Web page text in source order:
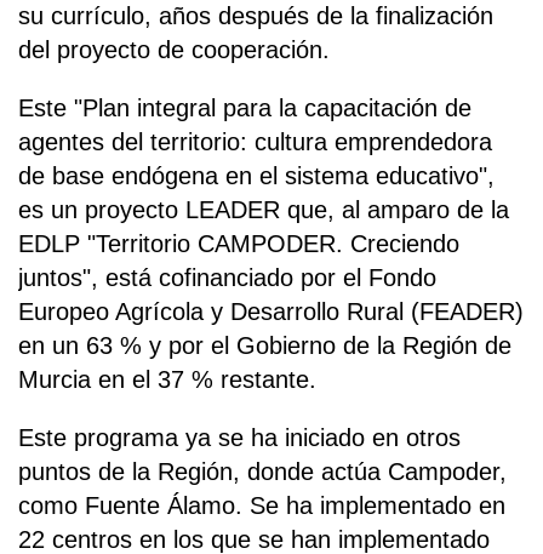
su currículo, años después de la finalización
del proyecto de cooperación.
Este "Plan integral para la capacitación de
agentes del territorio: cultura emprendedora
de base endógena en el sistema educativo",
es un proyecto LEADER que, al amparo de la
EDLP "Territorio CAMPODER. Creciendo
juntos", está cofinanciado por el Fondo
Europeo Agrícola y Desarrollo Rural (FEADER)
en un 63 % y por el Gobierno de la Región de
Murcia en el 37 % restante.
Este programa ya se ha iniciado en otros
puntos de la Región, donde actúa Campoder,
como Fuente Álamo. Se ha implementado en
22 centros en los que se han implementado